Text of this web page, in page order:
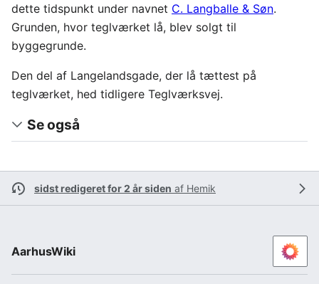
dette tidspunkt under navnet C. Langballe & Søn.
Grunden, hvor teglværket lå, blev solgt til
byggegrunde.
Den del af Langelandsgade, der lå tættest på
teglværket, hed tidligere Teglværksvej.
Se også
sidst redigeret for 2 år siden af Hemik
AarhusWiki